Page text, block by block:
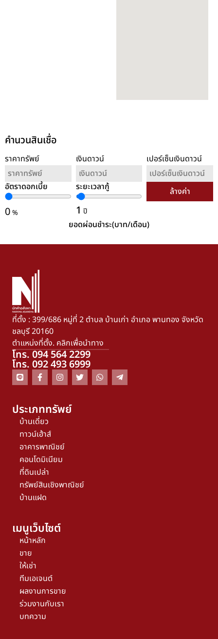
คำนวนสินเชื่อ
ราคาทรัพย์ เงินดาวน์ เปอร์เซ็นเงินดาวน์
อัตราดอกเบี้ย
0%
ระยะเวลากู้
1 ปี
ล้างค่า
ยอดผ่อนชำระ(บาท/เดือน)
ที่ตั้ง : 399/686 หมู่ที่ 2 ตำบล บ้านเก่า อำเภอ พานทอง จังหวัด
ชลบุรี 20160
ตำแหน่งที่ตั้ง. คลิกเพื่อนำทาง
โทร. 094 564 2299
โทร. 092 493 6999
ประเภททรัพย์
บ้านเดี่ยว
ทาวน์เฮ้าส์
อาคารพาณิชย์
คอนโดมิเนียม
ที่ดินเปล่า
ทรัพย์สินเชิงพาณิชย์
บ้านแฝด
เมนูเว็บไซต์
หน้าหลัก
ขาย
ให้เช่า
ทีมเอเจนต์
ผลงานการขาย
ร่วมงานกับเรา
บทความ